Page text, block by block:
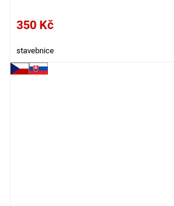
350 Kč
stavebnice